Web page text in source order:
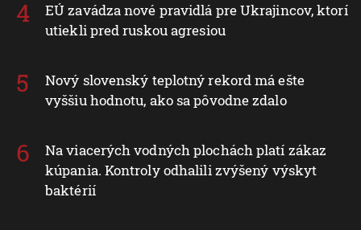
EÚ zavádza nové pravidlá pre Ukrajincov, ktorí
utiekli pred ruskou agresiou
Nový slovenský teplotný rekord má ešte
vyššiu hodnotu, ako sa pôvodne zdalo
Na viacerých vodných plochách platí zákaz
kúpania. Kontroly odhalili zvýšený výskyt
baktérií